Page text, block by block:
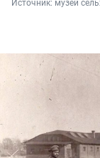
Источник: музей